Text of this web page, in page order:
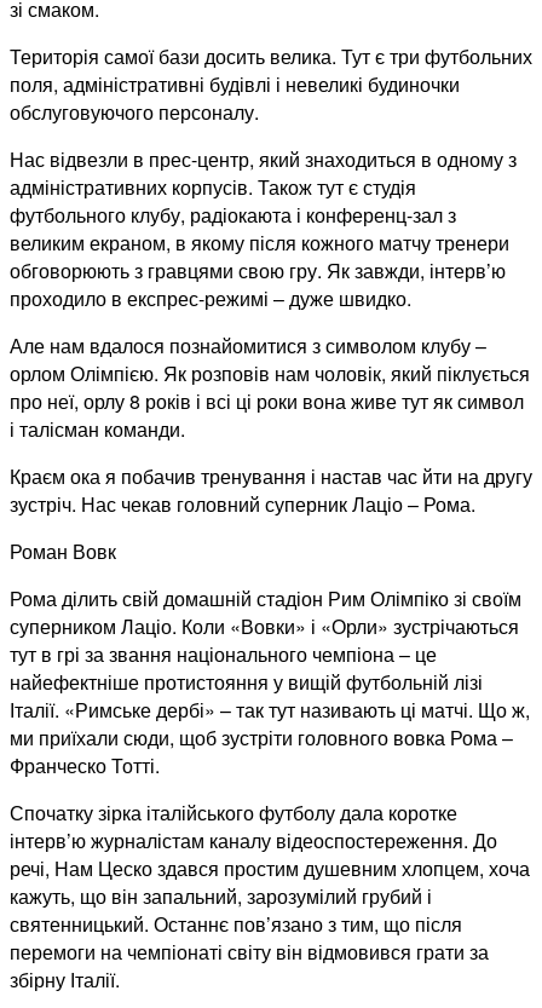
зі смаком.
Територія самої бази досить велика. Тут є три футбольних
поля, адміністративні будівлі і невеликі будиночки
обслуговуючого персоналу.
Нас відвезли в прес-центр, який знаходиться в одному з
адміністративних корпусів. Також тут є студія
футбольного клубу, радіокаюта і конференц-зал з
великим екраном, в якому після кожного матчу тренери
обговорюють з гравцями свою гру. Як завжди, інтерв’ю
проходило в експрес-режимі – дуже швидко.
Але нам вдалося познайомитися з символом клубу –
орлом Олімпією. Як розповів нам чоловік, який піклується
про неї, орлу 8 років і всі ці роки вона живе тут як символ
і талісман команди.
Краєм ока я побачив тренування і настав час йти на другу
зустріч. Нас чекав головний суперник Лаціо – Рома.
Роман Вовк
Рома ділить свій домашній стадіон Рим Олімпіко зі своїм
суперником Лаціо. Коли «Вовки» і «Орли» зустрічаються
тут в грі за звання національного чемпіона – це
найефектніше протистояння у вищій футбольній лізі
Італії. «Римське дербі» – так тут називають ці матчі. Що ж,
ми приїхали сюди, щоб зустріти головного вовка Рома –
Франческо Тотті.
Спочатку зірка італійського футболу дала коротке
інтерв’ю журналістам каналу відеоспостереження. До
речі, Нам Цеско здався простим душевним хлопцем, хоча
кажуть, що він запальний, зарозумілий грубий і
святенницький. Останнє пов’язано з тим, що після
перемоги на чемпіонаті світу він відмовився грати за
збірну Італії.